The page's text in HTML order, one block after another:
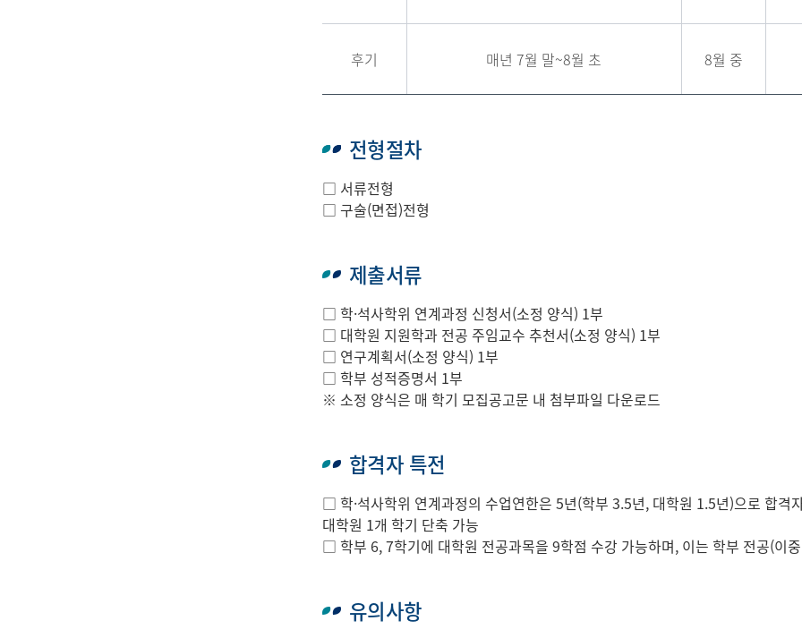
후기 매년 7월 말~8월 초 8월 중
전형절차
□ 서류전형
□ 구술(면접)전형
제출서류
□ 학·석사학위 연계과정 신청서(소정 양식) 1부
□ 대학원 지원학과 전공 주임교수 추천서(소정 양식) 1부
□ 연구계획서(소정 양식) 1부
□ 학부 성적증명서 1부
※ 소정 양식은 매 학기 모집공고문 내 첨부파일 다운로드
합격자 특전
□ 학·석사학위 연계과정의 수업연한은 5년(학부 3.5년, 대학원 1.5년)으로 합격
대학원 1개 학기 단축 가능
□ 학부 6, 7학기에 대학원 전공과목을 9학점 수강 가능하며, 이는 학부 전공(이
유의사항